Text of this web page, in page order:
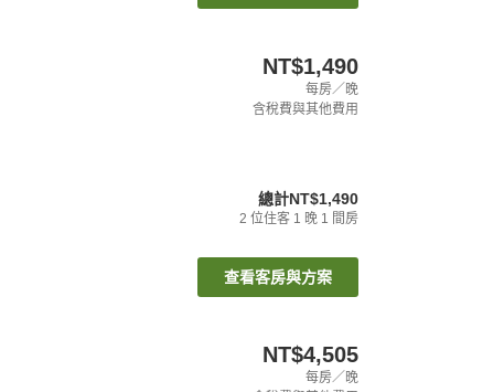
NT$1,490
每房／晚
含稅費與其他費用
總計NT$1,490
2 位住客 1 晚 1 間房
查看客房與方案
NT$4,505
每房／晚